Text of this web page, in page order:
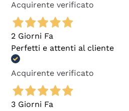
Acquirente verificato
2 Giorni Fa
Perfetti e attenti al cliente
Acquirente verificato
3 Giorni Fa